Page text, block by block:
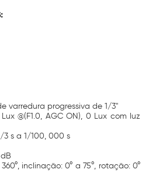
varredura progressiva de 1/3"
@(F1.0, AGC ON), 0 Lux com luz
s a 1/100, 000 s
inclinação: 0° a 75°, rotação: 0°